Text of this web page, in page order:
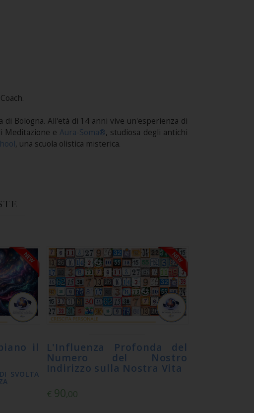
di Bologna. All'età di 14 anni vive un'esperienza di
Meditazione eAura-Soma®, studiosa degli antichi
, una scuola olistica misterica.
il
SVOLTA
L'Influenza Profonda del
Numero del Nostro
Indirizzo sulla Nostra Vita
€ 90,00